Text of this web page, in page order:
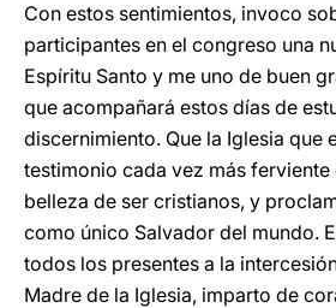
Con estos sentimientos, invoco
participantes en el congreso una
Espíritu Santo y me uno de buen
que acompañará estos días de
discernimiento. Que la Iglesia que
testimonio cada vez más
belleza de ser cristianos, y
como único Salvador del mundo.
todos los presentes a la
Madre de la Iglesia, imparto de